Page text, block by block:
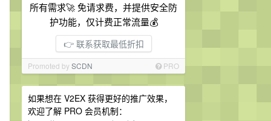
所有需求🚀 免请求费，并提供安全防
护功能，仅计费正常流量💰
👉 联系获取最低折扣
Promoted bySCDN PRO
如果想在 V2EX 获得更好的推广效果，
欢迎了解 PRO 会员机制：